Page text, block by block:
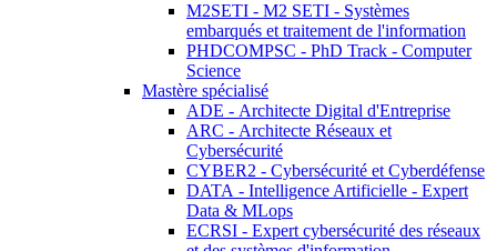
M2SETI - M2 SETI - Systèmes
embarqués et traitement de l'information
PHDCOMPSC - PhD Track - Computer
Science
Mastère spécialisé
ADE - Architecte Digital d'Entreprise
ARC - Architecte Réseaux et
Cybersécurité
CYBER2 - Cybersécurité et Cyberdéfense
DATA - Intelligence Artificielle - Expert
Data & MLops
ECRSI - Expert cybersécurité des réseaux